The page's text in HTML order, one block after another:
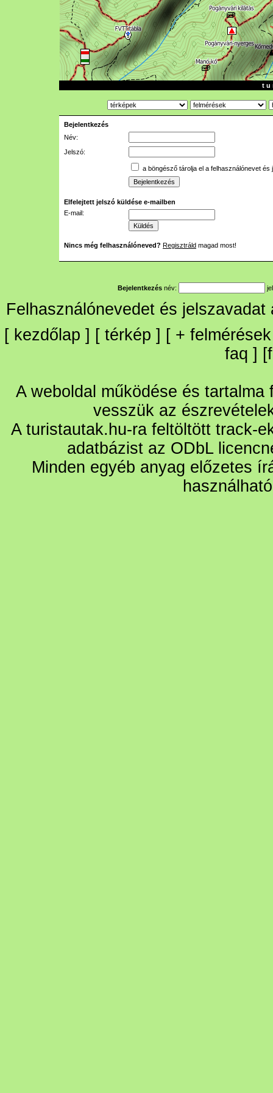
t u
Bejelentkezés
Név:
Jelszó:
a böngésző tárolja el a felhasználónevet és
Elfelejtett jelszó küldése e-mailben
E-mail:
Nincs még felhasználóneved? Regisztráld magad most!
Bejelentkezés név:
Felhasználónevedet és
[ kezdőlap ] [ térkép ] [ + felmérések
faq ] [
A weboldal működése és
vesszük az
A turistautak.hu-ra feltöltött track-
adatbázist az ODbL
Minden egyéb anyag előzetes